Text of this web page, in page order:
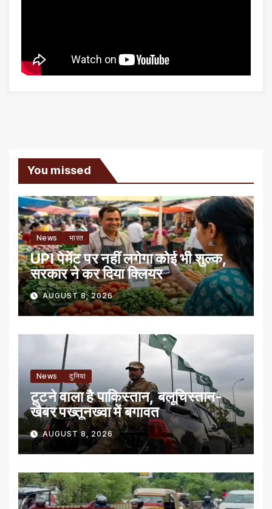
You missed
News भारत
UPI पेमेंट पर नहीं लगेगा कोई भी शुल्क,
सरकार ने कर दिया क्लियर
AUGUST 8, 2026
News दुनिया
टूटने वाला है पाकिस्तान, बलूचिस्तान-
खैबर पख्तूनख्वा में बगावत
AUGUST 8, 2026